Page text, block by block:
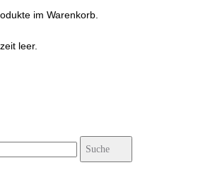
im Warenkorb.
leer.
Suche